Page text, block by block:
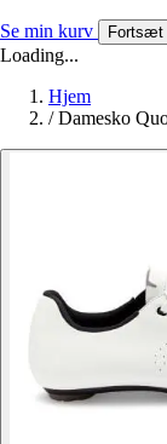
Se min kurv Fortsæt
Loading...
Hjem
/ Damesko